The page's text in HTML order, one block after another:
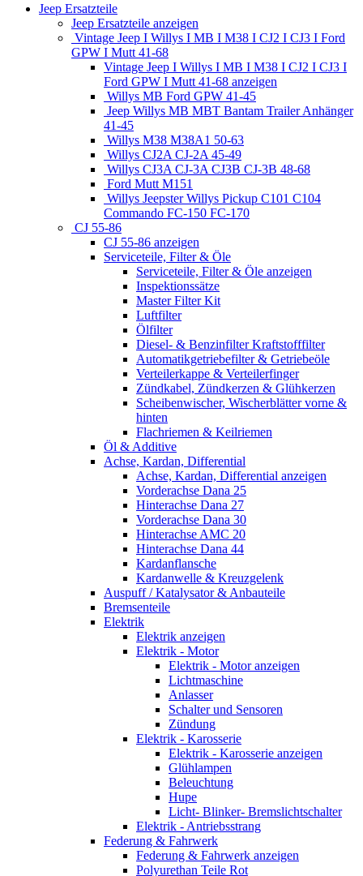
Jeep Ersatzteile
Jeep Ersatzteile anzeigen
Vintage Jeep I Willys I MB I M38 I CJ2 I CJ3 I Ford
GPW I Mutt 41-68
Vintage Jeep I Willys I MB I M38 I CJ2 I CJ3 I
Ford GPW I Mutt 41-68 anzeigen
Willys MB Ford GPW 41-45
Jeep Willys MB MBT Bantam Trailer Anhänger
41-45
Willys M38 M38A1 50-63
Willys CJ2A CJ-2A 45-49
Willys CJ3A CJ-3A CJ3B CJ-3B 48-68
Ford Mutt M151
Willys Jeepster Willys Pickup C101 C104
Commando FC-150 FC-170
CJ 55-86
CJ 55-86 anzeigen
Serviceteile, Filter & Öle
Serviceteile, Filter & Öle anzeigen
Inspektionssätze
Master Filter Kit
Luftfilter
Ölfilter
Diesel- & Benzinfilter Kraftstofffilter
Automatikgetriebefilter & Getriebeöle
Verteilerkappe & Verteilerfinger
Zündkabel, Zündkerzen & Glühkerzen
Scheibenwischer, Wischerblätter vorne &
hinten
Flachriemen & Keilriemen
Öl & Additive
Achse, Kardan, Differential
Achse, Kardan, Differential anzeigen
Vorderachse Dana 25
Hinterachse Dana 27
Vorderachse Dana 30
Hinterachse AMC 20
Hinterachse Dana 44
Kardanflansche
Kardanwelle & Kreuzgelenk
Auspuff / Katalysator & Anbauteile
Bremsenteile
Elektrik
Elektrik anzeigen
Elektrik - Motor
Elektrik - Motor anzeigen
Lichtmaschine
Anlasser
Schalter und Sensoren
Zündung
Elektrik - Karosserie
Elektrik - Karosserie anzeigen
Glühlampen
Beleuchtung
Hupe
Licht- Blinker- Bremslichtschalter
Elektrik - Antriebsstrang
Federung & Fahrwerk
Federung & Fahrwerk anzeigen
Polyurethan Teile Rot